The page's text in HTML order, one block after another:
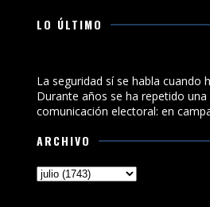
LO ÚLTIMO
La seguridad sí se habla cuando
Durante años se ha repetido
comunicación electoral: en
ARCHIVO